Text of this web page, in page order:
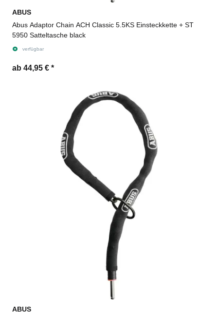
ABUS
Abus Adaptor Chain ACH Classic 5.5KS Einsteckkette + ST
5950 Satteltasche black
verfügbar
ab 44,95 € *
ABUS